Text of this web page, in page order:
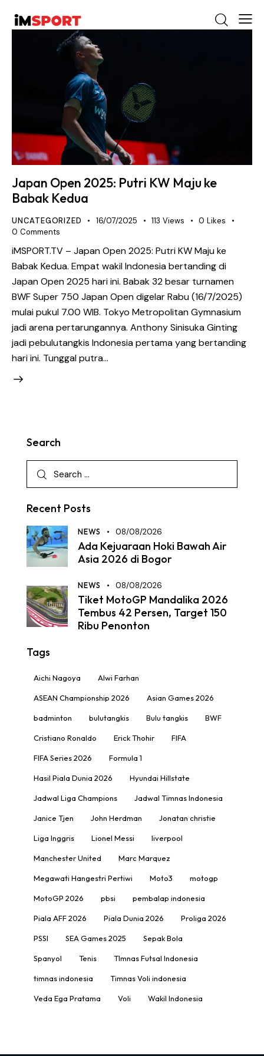
Japan Open 2025: Putri KW Maju ke
Babak Kedua
UNCATEGORIZED 16/07/2025 113 Views 0 Likes
0 Comments
iMSPORT.TV – Japan Open 2025: Putri KW Maju ke
Babak Kedua. Empat wakil Indonesia bertanding di
Japan Open 2025 hari ini. Babak 32 besar turnamen
BWF Super 750 Japan Open digelar Rabu (16/7/2025)
mulai pukul 7.00 WIB. Tokyo Metropolitan Gymnasium
jadi arena pertarungannya. Anthony Sinisuka Ginting
jadi pebulutangkis Indonesia pertama yang bertanding
hari ini. Tunggal putra…
Search
Recent Posts
NEWS 08/08/2026
Ada Kejuaraan Hoki Bawah Air
Asia 2026 di Bogor
NEWS 08/08/2026
Tiket MotoGP Mandalika 2026
Tembus 42 Persen, Target 150
Ribu Penonton
Tags
Aichi Nagoya Alwi Farhan
ASEAN Championship 2026 Asian Games 2026
badminton bulutangkis Bulu tangkis BWF
Cristiano Ronaldo Erick Thohir FIFA
FIFA Series 2026 Formula 1
Hasil Piala Dunia 2026 Hyundai Hillstate
Jadwal Liga Champions Jadwal Timnas Indonesia
Janice Tjen John Herdman Jonatan christie
Liga Inggris Lionel Messi liverpool
Manchester United Marc Marquez
Megawati Hangestri Pertiwi Moto3 motogp
MotoGP 2026 pbsi pembalap indonesia
Piala AFF 2026 Piala Dunia 2026 Proliga 2026
PSSI SEA Games 2025 Sepak Bola
Spanyol Tenis TImnas Futsal Indonesia
timnas indonesia Timnas Voli indonesia
Veda Ega Pratama Voli Wakil Indonesia